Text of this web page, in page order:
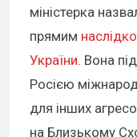
міністерка
прямим
України. Вона
Росією
для інших
на Близькому